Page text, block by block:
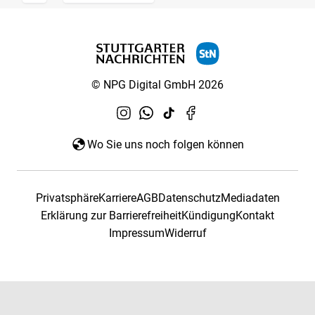
© NPG Digital GmbH 2026
Wo Sie uns noch folgen können
PrivatsphäreKarriereAGBDatenschutzMediadaten
Erklärung zur BarrierefreiheitKündigungKontakt
ImpressumWiderruf